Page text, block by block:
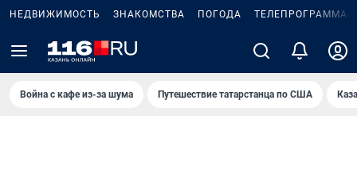
НЕДВИЖИМОСТЬ ЗНАКОМСТВА ПОГОДА ТЕЛЕПРОГРАММА
Война с кафе из-за шума Путешествие татарстанца по США